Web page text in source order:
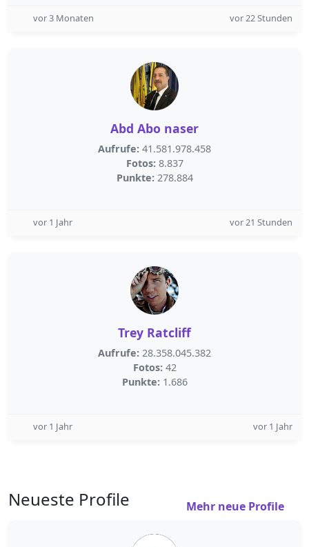
vor 3 Monaten vor 22 Stunden
Abd Abo naser
Aufrufe: 41.581.978.458
Fotos: 8.837
Punkte: 278.884
vor 1 Jahr vor 21 Stunden
Trey Ratcliff
Aufrufe: 28.358.045.382
Fotos: 42
Punkte: 1.686
vor 1 Jahr vor 1 Jahr
Neueste Profile Mehr neue Profile